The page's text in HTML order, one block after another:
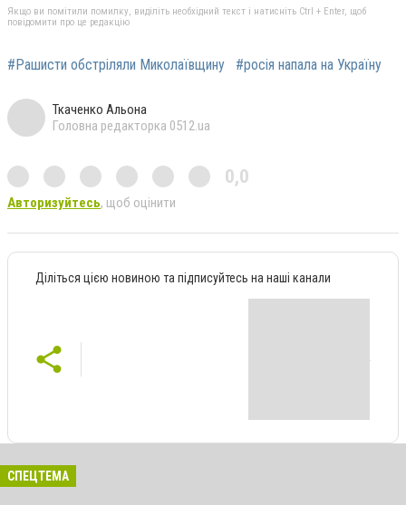
Якщо ви помітили помилку, виділіть необхідний текст і натисніть Ctrl + Enter, щоб
повідомити про це редакцію
#Рашисти обстріляли Миколаївщину #росія напала на Україну
Ткаченко Альона
Головна редакторка 0512.ua
0,0
Авторизуйтесь, щоб оцінити
Діліться цією новиною та підписуйтесь на наші канали
СПЕЦТЕМА